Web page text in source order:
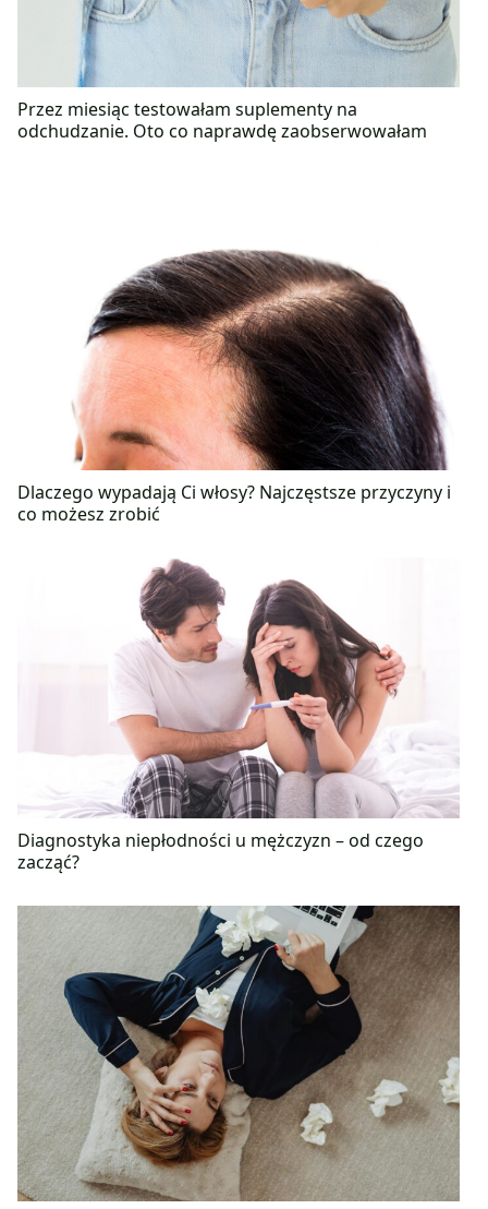
Przez miesiąc testowałam suplementy na
odchudzanie. Oto co naprawdę zaobserwowałam
Dlaczego wypadają Ci włosy? Najczęstsze przyczyny i
co możesz zrobić
Diagnostyka niepłodności u mężczyzn – od czego
zacząć?